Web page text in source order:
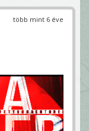
több mint 6 éve